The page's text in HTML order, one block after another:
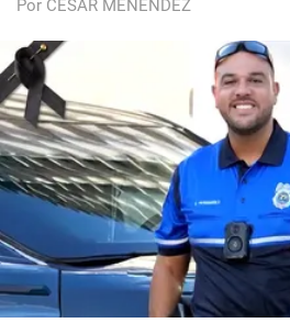
Por CÉSAR MENÉNDEZ